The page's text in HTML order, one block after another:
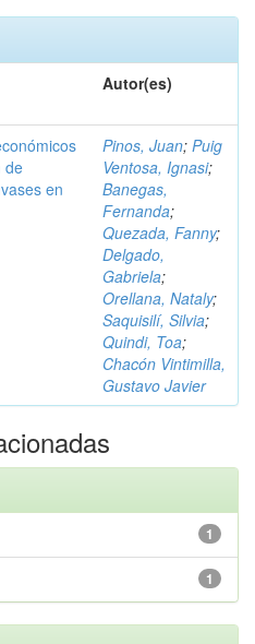
Autor(es)
de
en
Pinos, Juan; Puig
Ventosa, Ignasi;
Banegas,
Fernanda;
Quezada, Fanny;
Delgado,
Gabriela;
Orellana, Nataly;
Saquisilí, Silvia;
Quindi, Toa;
Chacón Vintimilla,
Gustavo Javier
1
1